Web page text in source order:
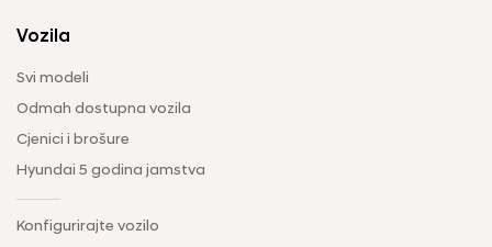
Vozila
Svi modeli
Odmah dostupna vozila
Cjenici i brošure
Hyundai 5 godina jamstva
Konfigurirajte vozilo